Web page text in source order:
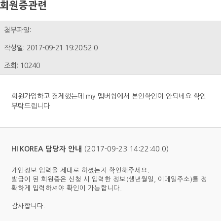
회원증관련
첨부파일:
작성일: 2017-09-21 19:20:52.0
조회: 10240
회원가입하고 결제했는데 my 멤버쉽에서 본인확인이 안되네요 확인
부탁드립니다
HI KOREA 담당자 안내 (2017-09-23 14:22:40.0)
개인정보 입력을 제대로 하셨는지 확인해주세요.
발급이 된 회원증은 신청 시 입력한 정보(생년월일, 이메일주소)를 정
확하게 입력하셔야 확인이 가능합니다.
감사합니다.